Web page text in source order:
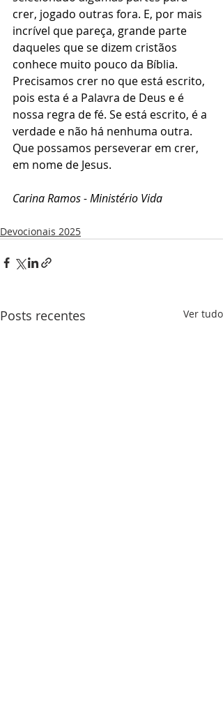
crer, jogado outras fora. E, por mais
incrível que pareça, grande parte
daqueles que se dizem cristãos
conhece muito pouco da Bíblia.
Precisamos crer no que está escrito,
pois esta é a Palavra de Deus e é
nossa regra de fé. Se está escrito, é a
verdade e não há nenhuma outra.
Que possamos perseverar em crer,
em nome de Jesus.
Carina Ramos - Ministério Vida
Devocionais 2025
Posts recentes Ver tudo